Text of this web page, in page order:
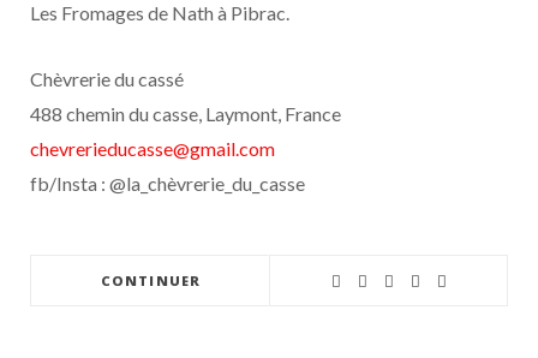
Les Fromages de Nath à Pibrac.
Chèvrerie du cassé
488 chemin du casse, Laymont, France
chevrerieducasse@gmail.com
fb/Insta : @la_chèvrerie_du_casse
CONTINUER